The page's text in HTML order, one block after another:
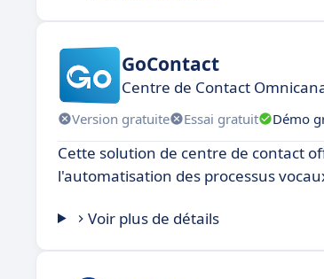
GoContact
Centre de Contact
Version gratuite Essai gratuit Démo
Cette solution de centre de contact
l'automatisation des processus
Voir plus de détails